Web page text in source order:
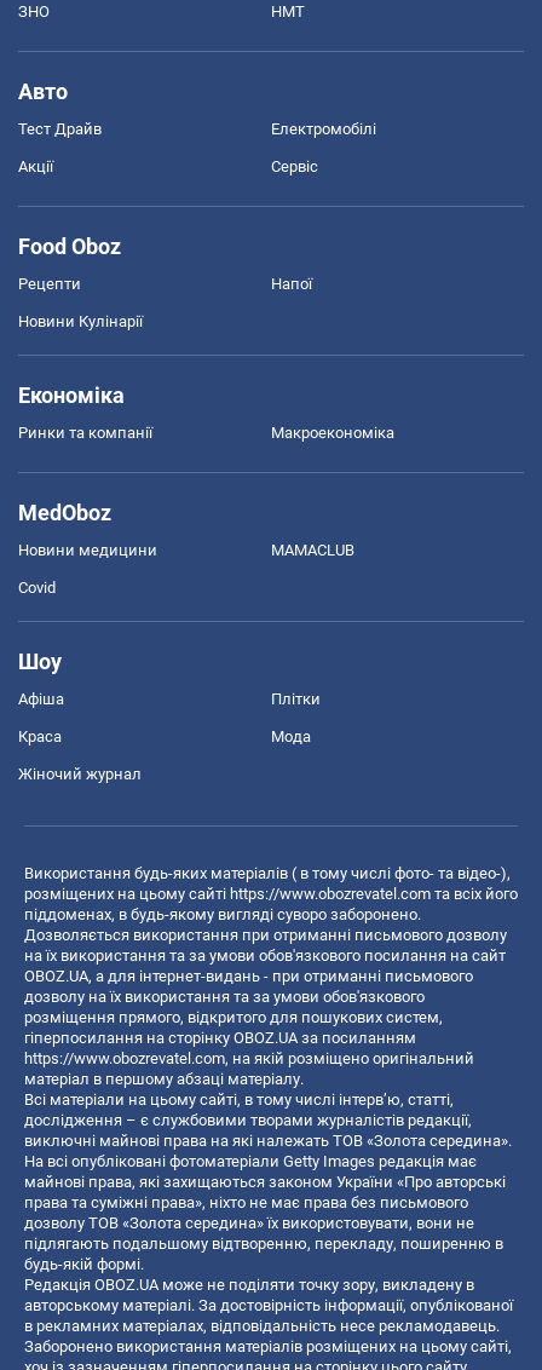
ЗНО НМТ
Авто
Тест Драйв Електромобілі
Акції Сервіс
Food Oboz
Рецепти Напої
Новини Кулінарії
Економіка
Ринки та компанії Макроекономіка
MedOboz
Новини медицини MAMACLUB
Covid
Шоу
Афіша Плітки
Краса Мода
Жіночий журнал
Використання будь-яких матеріалів ( в тому числі фото- та відео-),
розміщених на цьому сайті https://www.obozrevatel.com та всіх його
піддоменах, в будь-якому вигляді суворо заборонено.
Дозволяється використання при отриманні письмового дозволу
на їх використання та за умови обов'язкового посилання на сайт
OBOZ.UA, а для інтернет-видань - при отриманні письмового
дозволу на їх використання та за умови обов'язкового
розміщення прямого, відкритого для пошукових систем,
гіперпосилання на сторінку OBOZ.UA за посиланням
https://www.obozrevatel.com, на якій розміщено оригінальний
матеріал в першому абзаці матеріалу.
Всі матеріали на цьому сайті, в тому числі інтерв’ю, статті,
дослідження – є службовими творами журналістів редакції,
виключні майнові права на які належать ТОВ «Золота середина».
На всі опубліковані фотоматеріали Getty Images редакція має
майнові права, які захищаються законом України «Про авторські
права та суміжні права», ніхто не має права без письмового
дозволу ТОВ «Золота середина» їх використовувати, вони не
підлягають подальшому відтворенню, перекладу, поширенню в
будь-якій формі.
Редакція OBOZ.UA може не поділяти точку зору, викладену в
авторському матеріалі. За достовірність інформації, опублікованої
в рекламних матеріалах, відповідальність несе рекламодавець.
Заборонено використання матеріалів розміщених на цьому сайті,